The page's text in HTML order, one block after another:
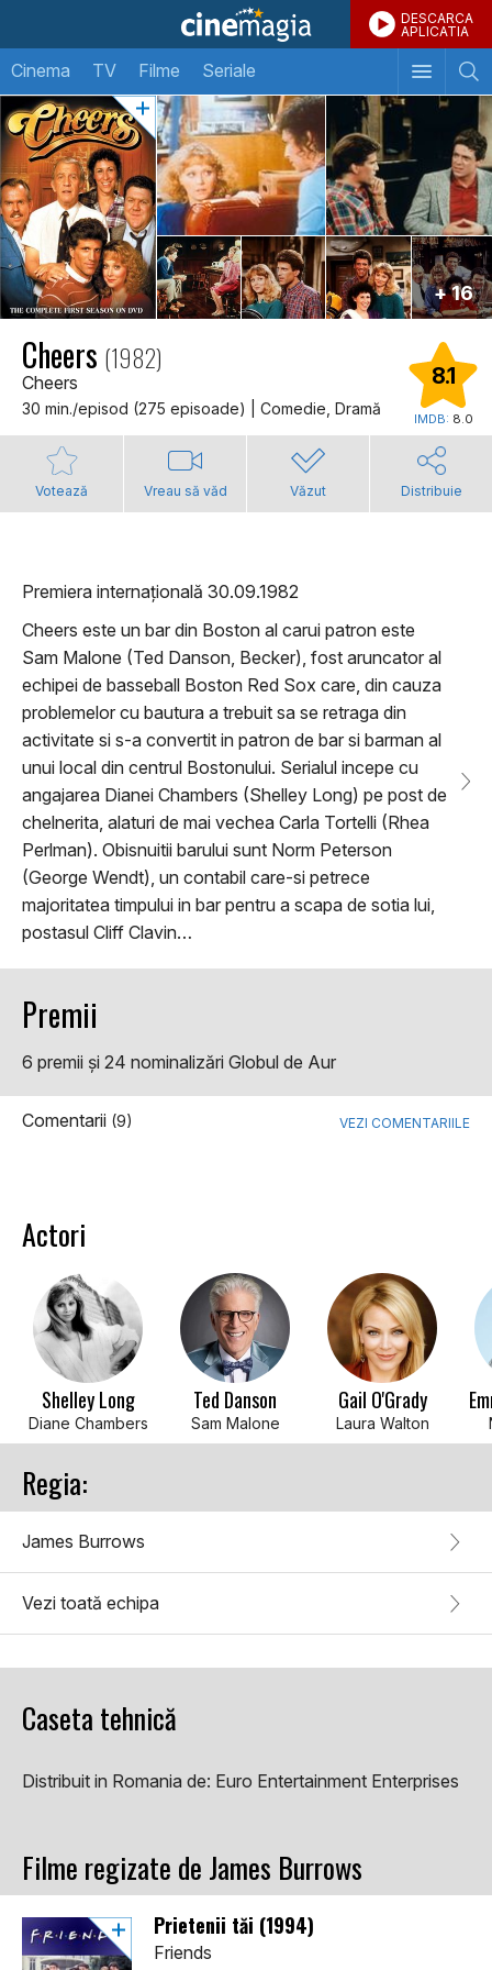
DESCARCA
APLICATIA
Cinema TV Filme Seriale
+ 16
Cheers (1982)
Cheers
30 min./episod (275 episoade) | Comedie, Dramă
8.1
IMDB: 8.0
Votează Vreau să văd Văzut Distribuie
Premiera internațională 30.09.1982
Cheers este un bar din Boston al carui patron este
Sam Malone (Ted Danson, Becker), fost aruncator al
echipei de basseball Boston Red Sox care, din cauza
problemelor cu bautura a trebuit sa se retraga din
activitate si s-a convertit in patron de bar si barman al
unui local din centrul Bostonului. Serialul incepe cu
angajarea Dianei Chambers (Shelley Long) pe post de
chelnerita, alaturi de mai vechea Carla Tortelli (Rhea
Perlman). Obisnuitii barului sunt Norm Peterson
(George Wendt), un contabil care-si petrece
majoritatea timpului in bar pentru a scapa de sotia lui,
postasul Cliff Clavin…
Premii
6 premii şi 24 nominalizări Globul de Aur
Comentarii (9) VEZI COMENTARIILE
Actori
Shelley Long
Diane Chambers
Ted Danson
Sam Malone
Gail O'Grady
Laura Walton
Regia:
James Burrows
Vezi toată echipa
Caseta tehnică
Distribuit in Romania de: Euro Entertainment Enterprises
Filme regizate de James Burrows
Prietenii tăi (1994)
Friends